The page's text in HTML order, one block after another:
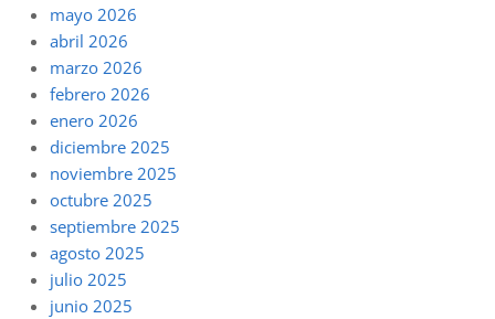
mayo 2026
abril 2026
marzo 2026
febrero 2026
enero 2026
diciembre 2025
noviembre 2025
octubre 2025
septiembre 2025
agosto 2025
julio 2025
junio 2025